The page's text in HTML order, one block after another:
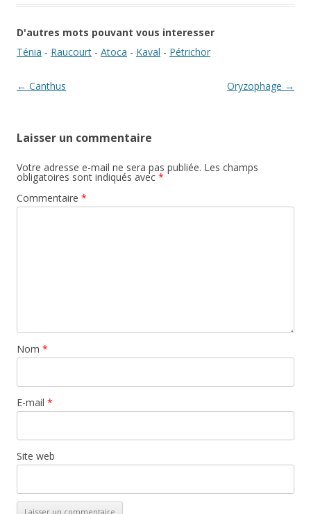
D'autres mots pouvant vous interesser
Ténia - Raucourt - Atoca - Kaval - Pétrichor
Navigation des articles
← Canthus Oryzophage →
Laisser un commentaire
Votre adresse e-mail ne sera pas publiée. Les champs
obligatoires sont indiqués avec *
Commentaire *
Nom *
E-mail *
Site web